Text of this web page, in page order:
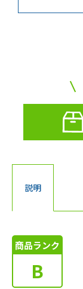
説明
商品ランク
B